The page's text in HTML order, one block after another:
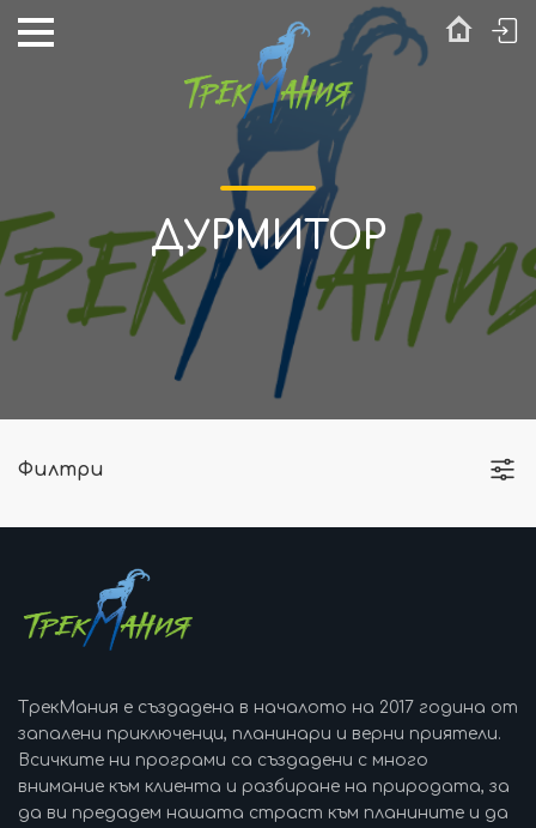
ДУРМИТОР
Филтри
ТрекМания е създадена в началото на 2017 година от
запалени приключенци, планинари и верни приятели.
Всичките ни програми са създадени с много
внимание към клиента и разбиране на природата, за
да ви предадем нашата страст към планините и да